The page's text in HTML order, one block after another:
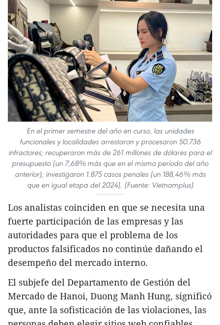
En el primer semestre del año en curso, las unidades
funcionales y localidades arrestaron y procesaron 50.736
infractores; recuperaron más de 261 millones de dólares para el
presupuesto (un 7,68% más que en el mismo período del año
anterior); investigaron 1.875 casos penales (un 188,46% más
que en igual etapa del 2024). (Fuente: Vietnamplus)
Los analistas coinciden en que se necesita una
fuerte participación de las empresas y las
autoridades para que el problema de los
productos falsificados no continúe dañando el
desempeño del mercado interno.
El subjefe del Departamento de Gestión del
Mercado de Hanoi, Duong Manh Hung, significó
que, ante la sofisticación de las violaciones, las